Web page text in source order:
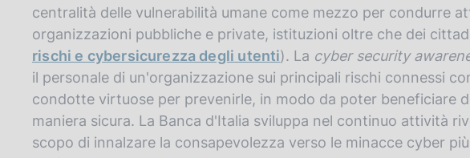
centralità delle vulnerabilità umane come mezzo per condurre
organizzazioni pubbliche e private, istituzioni oltre che dei
rischi e cybersicurezza degli utenti). La cyber security
il personale di un'organizzazione sui principali rischi connessi
condotte virtuose per prevenirle, in modo da poter beneficiare
maniera sicura. La Banca d'Italia sviluppa nel continuo attività
scopo di innalzare la consapevolezza verso le minacce cyber